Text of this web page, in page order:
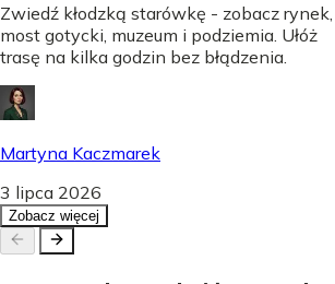
Zwiedź kłodzką starówkę - zobacz rynek,
most gotycki, muzeum i podziemia. Ułóż
trasę na kilka godzin bez błądzenia.
Martyna Kaczmarek
3 lipca 2026
Zobacz więcej